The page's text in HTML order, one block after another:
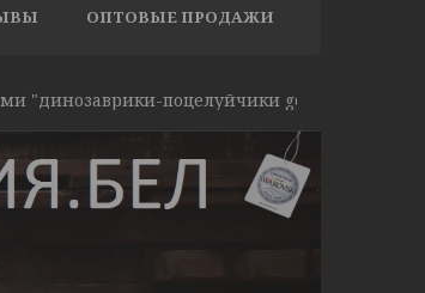
ОПТОВЫЕ ПРОДАЖИ
"динозаврики-поцелуйчики gold"